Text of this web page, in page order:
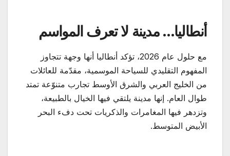
أنطاليا… مدينة لا تعرف المواسم
مع حلول عام 2026، تؤكد أنطاليا أنها وجهة تتجاوز
المفهوم التقليدي للسياحة الموسمية، مقدّمة للعائلات
من الخليج العربي والشرق الأوسط تجارب متنوّعة تمتد
طوال العام. إنها مدينة يلتقي فيها الخيال بالطبيعة،
وتزدهر فيها المغامرات والذكريات تحت دفء البحر
الأبيض المتوسط.